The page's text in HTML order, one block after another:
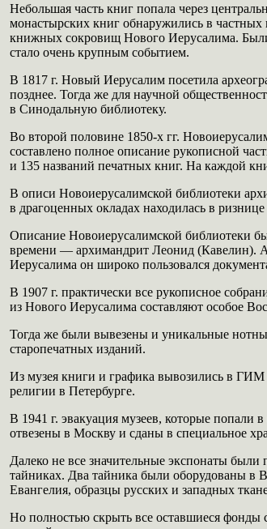
Небольшая часть книг попала через
монастырских книг обнаружились в
книжных сокровищ Нового Иерусалима. Были
стало очень крупным событием.
В 1817 г. Новый Иерусалим посетила
позднее. Тогда же для научной
в Синодальную библиотеку.
Во второй половине 1850-х гг.
составлено полное описание рукописной
и 135 названий печатных книг. На каждой
В описи Новоиерусалимской библиотеки
в драгоценных окладах находилась в
Описание Новоиерусалимской библиотеки
времени — архимандрит Леонид (Кавелин).
Иерусалима он широко пользовался
В 1907 г. практически все рукописное
из Нового Иерусалима составляют особое
Тогда же были вывезены и уникальные
старопечатных изданий.
Из музея книги и графика вывозились в
религии в Петербурге.
В 1941 г. эвакуация музеев, которые
отвезены в Москву и сданы в специальное
Далеко не все значительные экспонаты
тайниках. Два тайника были оборудованы в
Евангелия, образцы русских и западных
Но полностью скрыть все оставшиеся фонды